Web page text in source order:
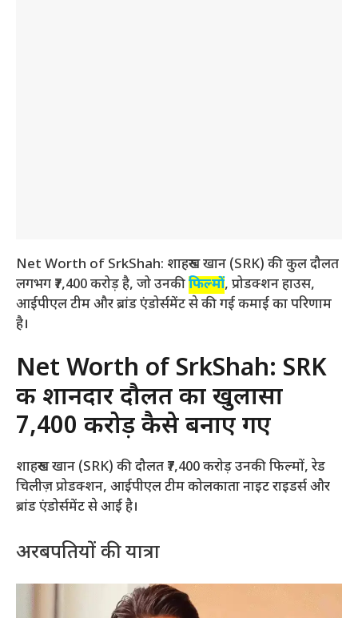
Net Worth of SrkShah: शाहरुख खान (SRK) की कुल दौलत
लगभग ₹7,400 करोड़ है, जो उनकीफिल्मों, प्रोडक्शन हाउस,
आईपीएल टीम और ब्रांड एंडोर्समेंट से की गई कमाई का परिणाम
है।
Net Worth of SrkShah: SRK
की शानदार दौलत का खुलासा
₹7,400 करोड़ कैसे बनाए गए
शाहरुख खान (SRK) की दौलत ₹7,400 करोड़ उनकी फिल्मों, रेड
चिलीज़ प्रोडक्शन, आईपीएल टीम कोलकाता नाइट राइडर्स और
ब्रांड एंडोर्समेंट से आई है।
अरबपतियों की यात्रा